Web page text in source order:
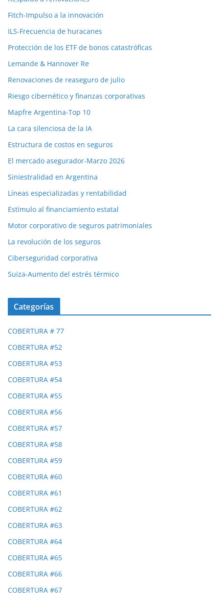
Fitch-Impulso a la innovación
ILS-Frecuencia de huracanes
Protección de los ETF de bonos catastróficas
Lemande & Hannover Re
Renovaciones de reaseguro de julio
Riesgo cibernético y finanzas corporativas
Mapfre Argentina-Top 10
La cara silenciosa de la IA
Estructura de costos en seguros
El mercado asegurador-Marzo 2026
Siniestralidad en Argentina
Líneas especializadas y rentabilidad
Estímulo al financiamiento estatal
Motor corporativo de seguros patrimoniales
La revolución de los seguros
Ciberseguridad corporativa
Suiza-Aumento del estrés térmico
Categorías
COBERTURA # 77
COBERTURA #52
COBERTURA #53
COBERTURA #54
COBERTURA #55
COBERTURA #56
COBERTURA #57
COBERTURA #58
COBERTURA #59
COBERTURA #60
COBERTURA #61
COBERTURA #62
COBERTURA #63
COBERTURA #64
COBERTURA #65
COBERTURA #66
COBERTURA #67